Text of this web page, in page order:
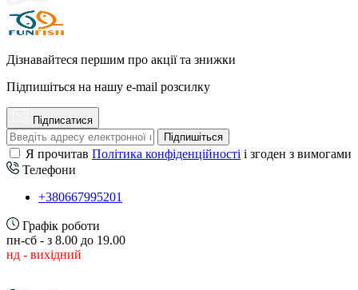
Дізнавайтеся першим про акції та знижки
Підпишіться на нашу e-mail розсилку
Підписатися
Підпишіться
Я прочитав Політика конфіденційності і згоден з вимогами
Телефони
+380667995201
Графік роботи
пн-сб - з 8.00 до 19.00
нд - вихідний